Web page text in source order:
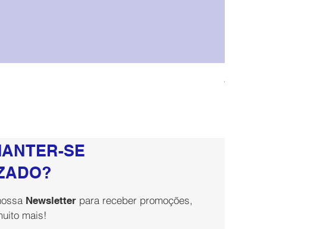
Armário de Casa de
SE
Newsletter para receber promoções,
mais!